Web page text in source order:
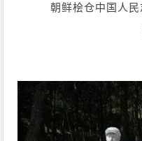
朝鲜桧仓中国人